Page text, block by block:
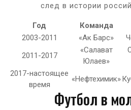
след в истории
Год Команда
2003-2011
«Ак Барс»
2011-2017
«Салават
Юлаев»
2017-настоящее
время
«Нефтехимик»
Футбол в